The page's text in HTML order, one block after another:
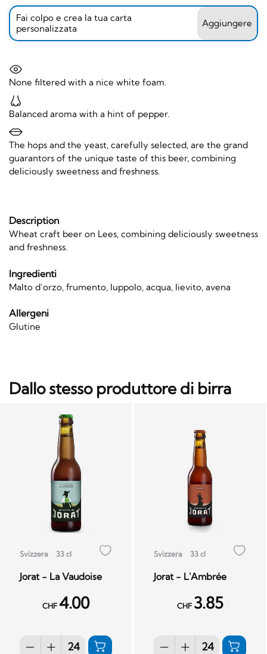
Fai colpo e crea la tua carta
personalizzata
Aggiungere
None filtered with a nice white foam.
Balanced aroma with a hint of pepper.
The hops and the yeast, carefully selected, are the grand
guarantors of the unique taste of this beer, combining
deliciously sweetness and freshness.
Description
Wheat craft beer on Lees, combining deliciously sweetness
and freshness.
Ingredienti
Malto d’orzo, frumento, luppolo, acqua, lievito, avena
Allergeni
Glutine
Dallo stesso produttore di birra
Svizzera 33 cl
Jorat - La Vaudoise
CHF 4.00
Svizzera 33 cl
Jorat - L'Ambrée
CHF 3.85